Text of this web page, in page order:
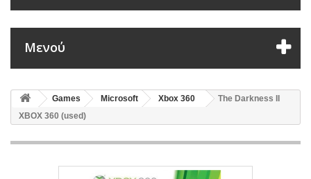
Μενού
Games Microsoft Xbox 360
The Darkness II
XBOX 360 (used)